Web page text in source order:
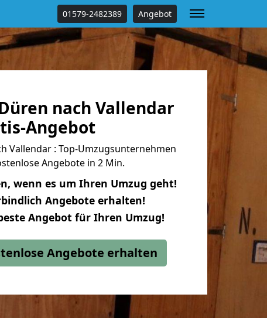
01579-2482389 Angebot
nach Vallendar
Angebot
Vallendar : Top-Umzugsunternehmen
Angebote in 2 Min.
wenn es um Ihren Umzug geht!
Angebote erhalten!
Angebot für Ihren Umzug!
Angebote erhalten